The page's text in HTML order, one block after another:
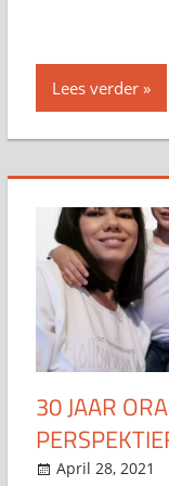
Lees verder
30 JAAR
April 28, 2021